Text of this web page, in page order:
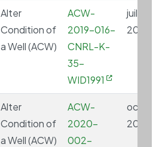
Alter
Condition of
a Well (ACW)
ACW-
2019-016-
CNRL-K-
35-
WID1991
juillet 6,
2020
Alter
Condition of
a Well (ACW)
ACW-
2020-
002-
2020